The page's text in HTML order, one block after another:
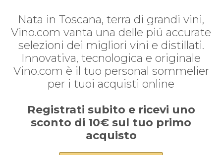
Nata in Toscana, terra di grandi vini,
Vino.com vanta una delle piú accurate
selezioni dei migliori vini e distillati.
Innovativa, tecnologica e originale
Vino.com è il tuo personal sommelier
per i tuoi acquisti online
Registrati subito e ricevi uno
sconto di 10€ sul tuo primo
acquisto